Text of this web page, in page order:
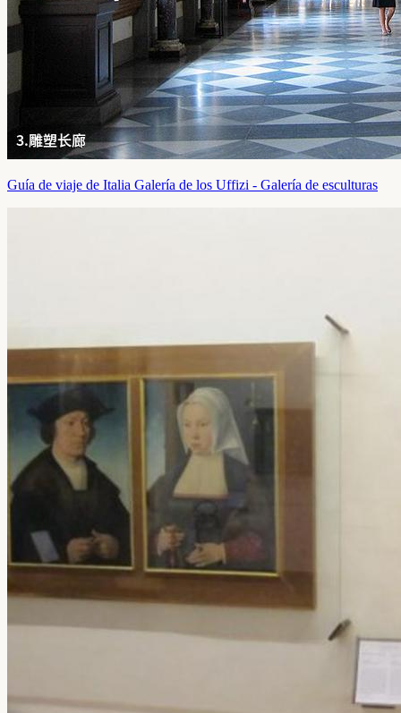
Guía de viaje de Italia Galería de los Uffizi - Galería de esculturas